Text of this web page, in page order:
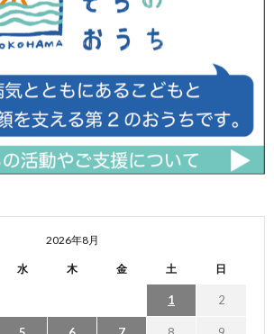
2026年8月
水 木 金 土 日
1 2